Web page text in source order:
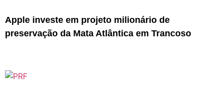
Apple investe em projeto milionário de
preservação da Mata Atlântica em Trancoso